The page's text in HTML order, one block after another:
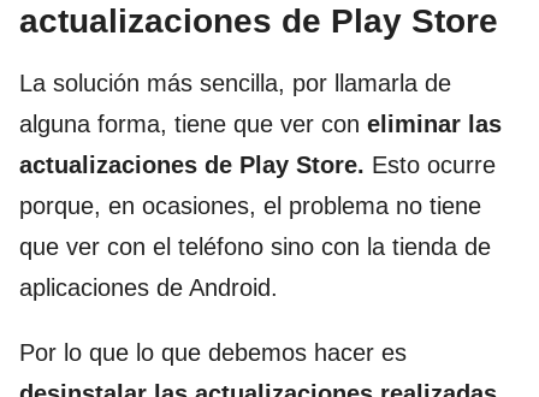
actualizaciones de Play Store
La solución más sencilla, por llamarla de
alguna forma, tiene que ver con eliminar las
actualizaciones de Play Store. Esto ocurre
porque, en ocasiones, el problema no tiene
que ver con el teléfono sino con la tienda de
aplicaciones de Android.
Por lo que lo que debemos hacer es